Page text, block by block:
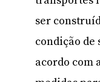
ser
condição de
acordo com